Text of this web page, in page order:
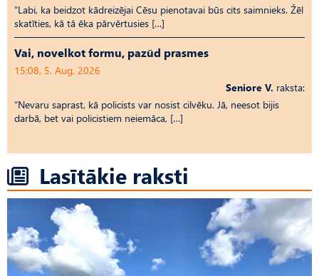
“Labi, ka beidzot kādreizējai Cēsu pienotavai būs cits saimnieks. Žēl
skatīties, kā tā ēka pārvērtusies […]
Vai, novelkot formu, pazūd prasmes
15:08, 5. Aug, 2026
Seniore V. raksta:
“Nevaru saprast, kā policists var nosist cilvēku. Jā, neesot bijis
darbā, bet vai policistiem neiemāca, […]
Lasītākie raksti